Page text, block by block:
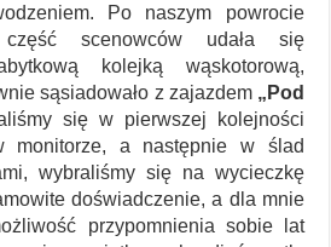
Po naszym powrocie
scenowców udała się
kolejką wąskotorową,
sąsiadowało z zajazdem „Pod
się w pierwszej kolejności
monitorze, a następnie w ślad
wybraliśmy się na wycieczkę
doświadczenie, a dla mnie
przypomnienia sobie lat